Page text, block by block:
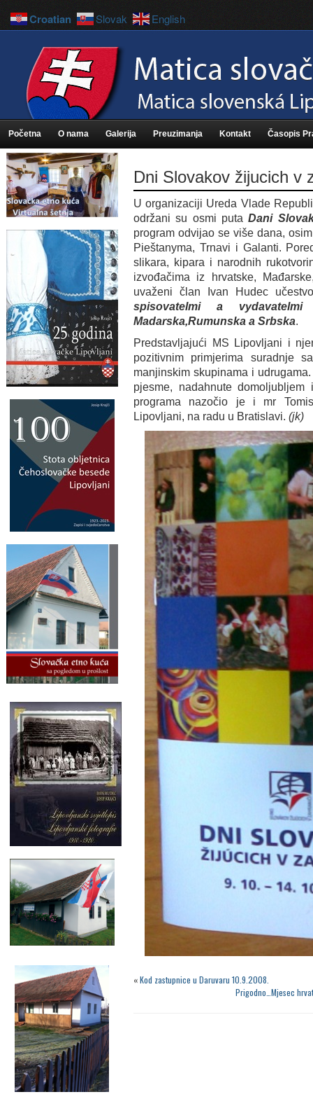
Početna O nama Galerija Preuzimanja Kontakt Časopis
Dni Slovakov žijucich v
U organizaciji Ureda Vlade
održani su osmi putaDani
program odvijao se više dana,
Pieštanyma, Trnavi i Galanti.
slikara, kipara i narodnih
izvođačima iz hrvatske,
uvaženi član Ivan Hudec
spisovatelmi a
Madarska,Rumunska a Srbska.
Predstavljajući MS Lipovljani i
pozitivnim primjerima suradnje
manjinskim skupinama i
pjesme, nadahnute
programa nazočio je i mr
Lipovljani, na radu u Bratislavi. (jk)
«Kod zastupnice u Daruvaru 10.9.2008.
Prigodno…Mjesec
Croatian Slovak English